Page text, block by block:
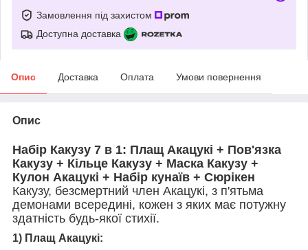
Замовлення під захистом
Доступна доставка
Опис Доставка Оплата Умови повернення
Опис
Набір Какузу 7 в 1: Плащ Акацукі + Пов'язка
Какузу + Кільце Какузу + Маска Какузу +
Кулон Акацукі + Набір кунаїв + Сюрікен
Какузу, безсмертний член Акацукі, з п'ятьма
демонами всередині, кожен з яких має потужну
здатність будь-якої стихії.
1) Плащ Акацукі: